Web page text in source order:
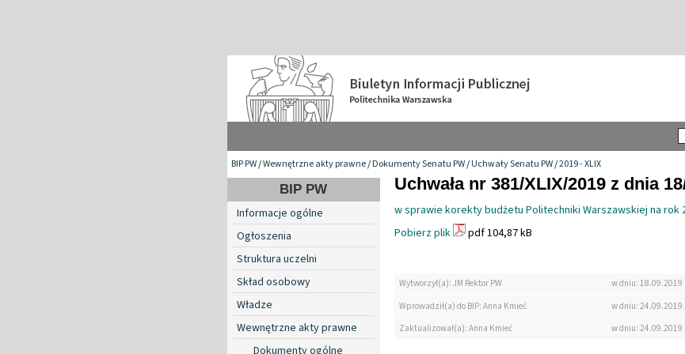
BIP PW/Wewnętrzne akty prawne/Dokumenty Senatu PW/Uchwały Senatu PW/2019 - XLIX
BIP PW
Informacje ogólne
Ogłoszenia
Struktura uczelni
Skład osobowy
Władze
Wewnętrzne akty prawne
Dokumenty ogólne
Uchwała nr 381/XLIX/2019 z dnia
w sprawie korekty budżetu Politechniki Warszawskiej na rok
Pobierz plik
pdf 104,87 kB
Wytworzył(a): JM Rektor PW
w dniu: 18.09.2019
Wprowadził(a) do BIP: Anna Kmieć
w dniu: 24.09.2019
Zaktualizował(a): Anna Kmieć
w dniu: 24.09.2019